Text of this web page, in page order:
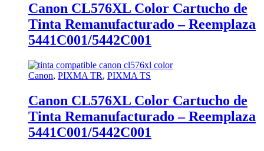
Canon CL576XL Color Cartucho de
Tinta Remanufacturado – Reemplaza
5441C001/5442C001
Canon, PIXMA TR, PIXMA TS
Canon CL576XL Color Cartucho de
Tinta Remanufacturado – Reemplaza
5441C001/5442C001